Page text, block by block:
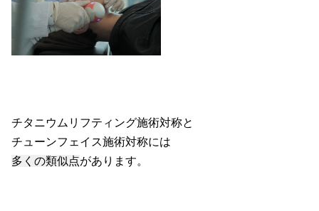
チタニウムリフティング施術対称と
チューンフェイス施術対称には
多くの類似点があります。